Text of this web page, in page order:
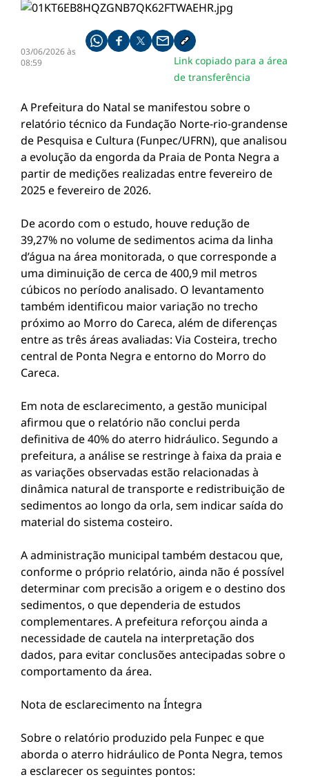
03/06/2026 às
08:59
Compartilhe pelo whatsapp
Compartilhar no facebook
Compartilhar no twitter
Compartilhe pelo email
Copiar link da notícia
Link copiado para a área
de transferência
A Prefeitura do Natal se manifestou sobre o
relatório técnico da Fundação Norte-rio-grandense
de Pesquisa e Cultura (Funpec/UFRN), que analisou
a evolução da engorda da Praia de Ponta Negra a
partir de medições realizadas entre fevereiro de
2025 e fevereiro de 2026.
De acordo com o estudo, houve redução de
39,27% no volume de sedimentos acima da linha
d’água na área monitorada, o que corresponde a
uma diminuição de cerca de 400,9 mil metros
cúbicos no período analisado. O levantamento
também identificou maior variação no trecho
próximo ao Morro do Careca, além de diferenças
entre as três áreas avaliadas: Via Costeira, trecho
central de Ponta Negra e entorno do Morro do
Careca.
Em nota de esclarecimento, a gestão municipal
afirmou que o relatório não conclui perda
definitiva de 40% do aterro hidráulico. Segundo a
prefeitura, a análise se restringe à faixa da praia e
as variações observadas estão relacionadas à
dinâmica natural de transporte e redistribuição de
sedimentos ao longo da orla, sem indicar saída do
material do sistema costeiro.
A administração municipal também destacou que,
conforme o próprio relatório, ainda não é possível
determinar com precisão a origem e o destino dos
sedimentos, o que dependeria de estudos
complementares. A prefeitura reforçou ainda a
necessidade de cautela na interpretação dos
dados, para evitar conclusões antecipadas sobre o
comportamento da área.
Nota de esclarecimento na Íntegra
Sobre o relatório produzido pela Funpec e que
aborda o aterro hidráulico de Ponta Negra, temos
a esclarecer os seguintes pontos: